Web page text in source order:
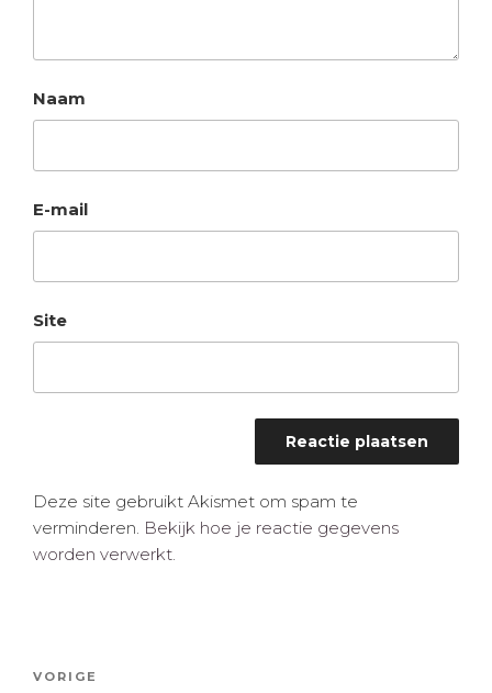
Naam
E-mail
Site
Deze site gebruikt Akismet om spam te
verminderen. Bekijk hoe je reactie gegevens
worden verwerkt.
Vorig
VORIGE